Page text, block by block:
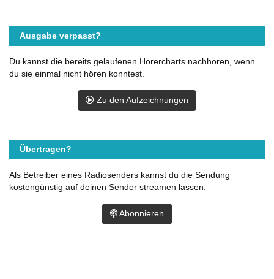
Ausgabe verpasst?
Du kannst die bereits gelaufenen Hörercharts nachhören, wenn
du sie einmal nicht hören konntest.
Zu den Aufzeichnungen
Übertragen?
Als Betreiber eines Radiosenders kannst du die Sendung
kostengünstig auf deinen Sender streamen lassen.
Abonnieren